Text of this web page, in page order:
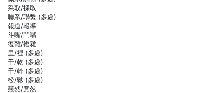
采取/採取
聯系/聯繫 (多處)
報道/報導
斗嘴/鬥嘴
復雜/複雜
里/裡 (多處)
干/乾 (多處)
干/幹 (多處)
松/鬆 (多處)
競然/竟然